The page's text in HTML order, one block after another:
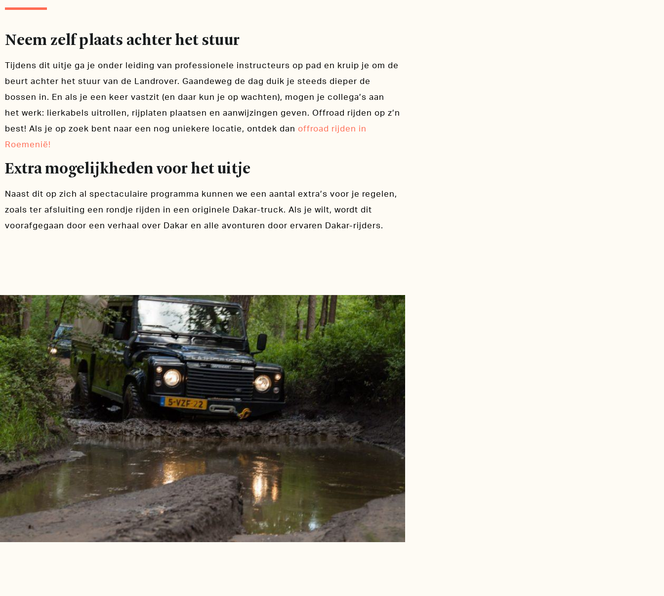
Neem zelf plaats achter het stuur
Tijdens dit uitje ga je onder leiding van professionele instructeurs op pad en kruip je om de
beurt achter het stuur van de Landrover. Gaandeweg de dag duik je steeds dieper de
bossen in. En als je een keer vastzit (en daar kun je op wachten), mogen je collega’s aan
het werk: lierkabels uitrollen, rijplaten plaatsen en aanwijzingen geven. Offroad rijden op z’n
best! Als je op zoek bent naar een nog uniekere locatie, ontdek dan offroad rijden in
Roemenië!
Extra mogelijkheden voor het uitje
Naast dit op zich al spectaculaire programma kunnen we een aantal extra’s voor je regelen,
zoals ter afsluiting een rondje rijden in een originele Dakar-truck. Als je wilt, wordt dit
voorafgegaan door een verhaal over Dakar en alle avonturen door ervaren Dakar-rijders.